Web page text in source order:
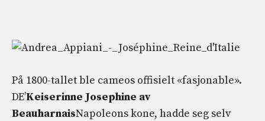
På 1800-tallet ble cameos offisielt «fasjonable».
DE’Keiserinne Josephine av
BeauharnaisNapoleons kone, hadde seg selv